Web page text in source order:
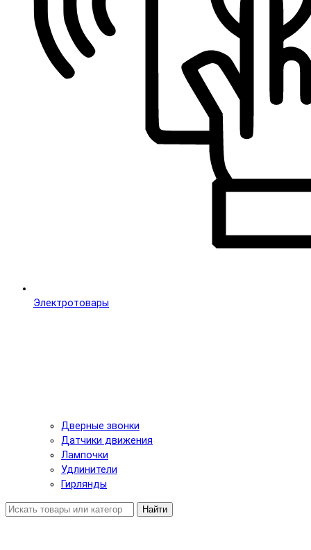
Электротовары
Дверные звонки
Датчики движения
Лампочки
Удлинители
Гирлянды
Найти